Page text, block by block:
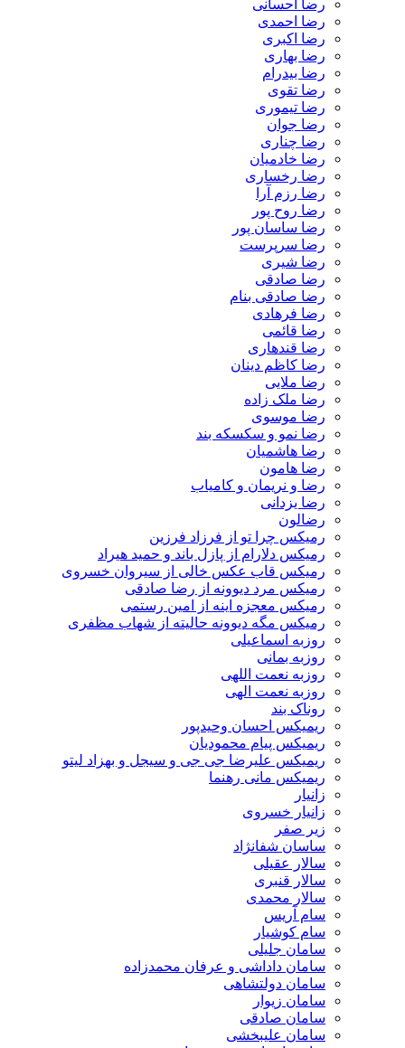
رضا احسانی
رضا احمدی
رضا اکبری
رضا بهاری
رضا بیدرام
رضا تقوی
رضا تیموری
رضا جوان
رضا چناری
رضا خادمیان
رضا رخساری
رضا رزم آرا
رضا روح پور
رضا ساسان پور
رضا سرپرست
رضا شیری
رضا صادقی
رضا صادقی بنام
رضا فرهادی
رضا قائمی
رضا قندهاری
رضا کاظم دینان
رضا ملایی
رضا ملک زاده
رضا موسوی
رضا نمو و سکسکه بند
رضا هاشمیان
رضا هامون
رضا و نریمان و کامیاب
رضا یزدانی
رضالون
رمیکس چرا تو از فرزاد فرزین
رمیکس دلارام از پازل باند و حمید هیراد
رمیکس قاب عکس خالی از سیروان خسروی
رمیکس مرد دیوونه از رضا صادقی
رمیکس معجزه اینه از امین رستمی
رمیکس مگه دیوونه حالیته از شهاب مظفری
روزبه اسماعیلی
روزبه بمانی
روزبه نعمت اللهی
روزبه نعمت الهی
روناک بند
ریمیکس احسان وحیدپور
ریمیکس پیام محمودیان
ریمیکس علیرضا جی جی و سیجل و بهزاد لیتو
ریمیکس مانی رهنما
زانیار
زانیار خسروی
زیر صفر
ساسان شفانژاد
سالار عقیلی
سالار قنبری
سالار محمدی
سام آریس
سام کوشیار
سامان جلیلی
سامان داداشی و عرفان محمدزاده
سامان دولتشاهی
سامان زیوار
سامان صادقی
سامان علیبخشی